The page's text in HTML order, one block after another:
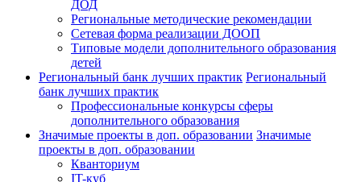
ДОД
Региональные методические рекомендации
Сетевая форма реализации ДООП
Типовые модели дополнительного образования
детей
Региональный банк лучших практик Региональный
банк лучших практик
Профессиональные конкурсы сферы
дополнительного образования
Значимые проекты в доп. образовании Значимые
проекты в доп. образовании
Кванториум
IT-куб